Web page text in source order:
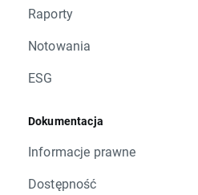
Raporty
Notowania
ESG
Dokumentacja
Informacje prawne
Dostępność